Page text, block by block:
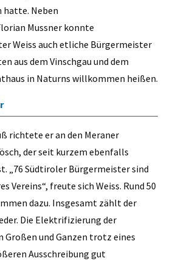
hatte. Neben
Mussner konnte
Weiss auch etliche Bürgermeister
aus dem Vinschgau und dem
in Naturns willkommen heißen.
richtete er an den Meraner
der seit kurzem ebenfalls
„76 Südtiroler Bürgermeister sind
Vereins“, freute sich Weiss. Rund 50
dazu. Insgesamt zählt der
Die Elektrifizierung der
Großen und Ganzen trotz eines
Ausschreibung gut